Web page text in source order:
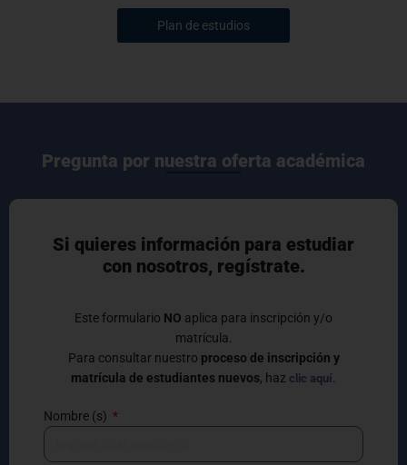
Plan de estudios
Pregunta por nuestra oferta académica
Si quieres información para estudiar
con nosotros, regístrate.
Este formulario NO aplica para inscripción y/o
matrícula.
Para consultar nuestro proceso de inscripción y
matrícula de estudiantes nuevos, haz clic aquí
Nombre (s)